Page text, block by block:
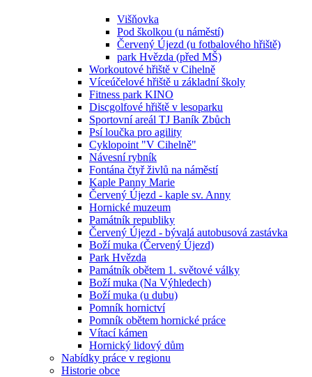
Višňovka
Pod školkou (u náměstí)
Červený Újezd (u fotbalového hřiště)
park Hvězda (před MŠ)
Workoutové hřiště v Cihelně
Víceúčelové hřiště u základní školy
Fitness park KINO
Discgolfové hřiště v lesoparku
Sportovní areál TJ Baník Zbůch
Psí loučka pro agility
Cyklopoint "V Cihelně"
Návesní rybník
Fontána čtyř živlů na náměstí
Kaple Panny Marie
Červený Újezd - kaple sv. Anny
Hornické muzeum
Památník republiky
Červený Újezd - bývalá autobusová zastávka
Boží muka (Červený Újezd)
Park Hvězda
Památník obětem 1. světové války
Boží muka (Na Výhledech)
Boží muka (u dubu)
Pomník hornictví
Pomník obětem hornické práce
Vítací kámen
Hornický lidový dům
Nabídky práce v regionu
Historie obce